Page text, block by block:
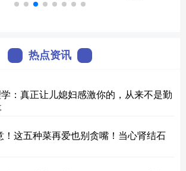
热点资讯
：真正让儿媳妇感激你的，从来不是勤
！这五种菜再爱也别贪嘴！当心肾结石